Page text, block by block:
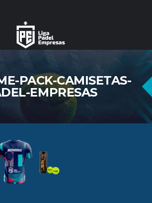
PACK-CAMISETAS-
EMPRESAS